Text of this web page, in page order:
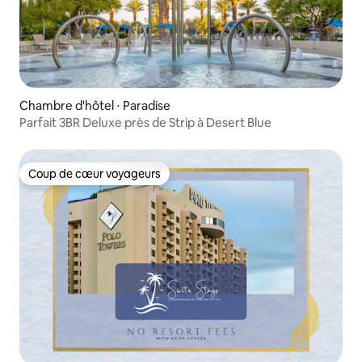
Chambre d'hôtel ⋅ Paradise
Parfait 3BR Deluxe près de Strip à Desert Blue
Coup de cœur voyageurs
Coup de cœur voyageurs